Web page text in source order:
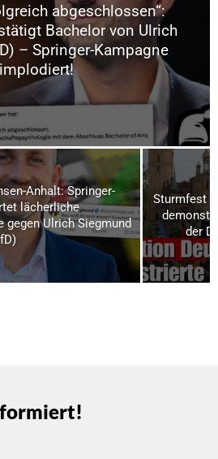
abgeschlossen“:
Bachelor von Ulrich
– Springer-Kampagne
implodiert!
Anhalt: Springer-
lächerliche
gegen Ulrich Siegmund
Sturmfest
der